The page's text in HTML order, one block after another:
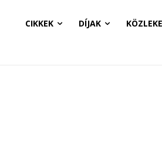
CIKKEK DÍJAK